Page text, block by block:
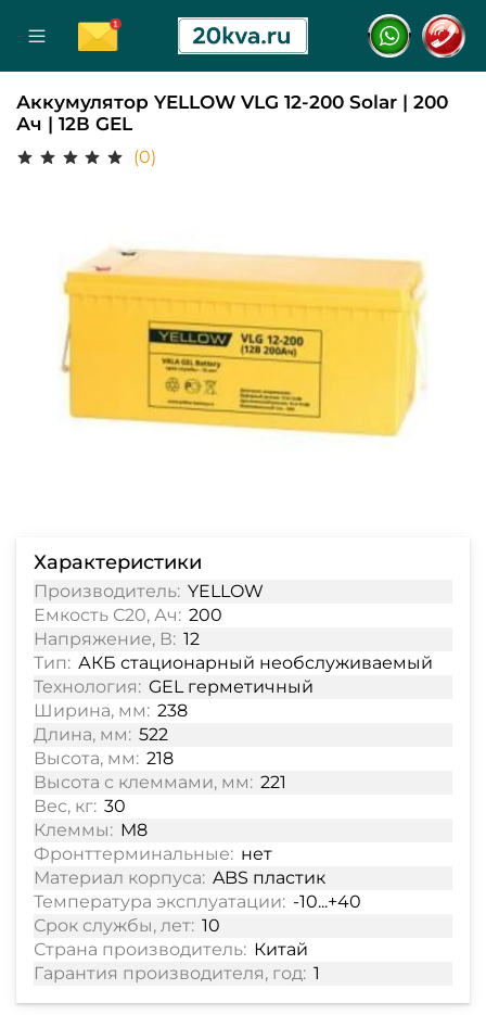
Аккумулятор YELLOW VLG 12-200 Solar | 200
Ач | 12В GEL
(0)
Характеристики
Производитель: YELLOW
Емкость С20, Ач: 200
Напряжение, В: 12
Тип: АКБ стационарный необслуживаемый
Технология: GEL герметичный
Ширина, мм: 238
Длина, мм: 522
Высота, мм: 218
Высота с клеммами, мм: 221
Вес, кг: 30
Клеммы: M8
Фронттерминальные: нет
Материал корпуса: ABS пластик
Температура эксплуатации: -10...+40
Срок службы, лет: 10
Страна производитель: Китай
Гарантия производителя, год: 1